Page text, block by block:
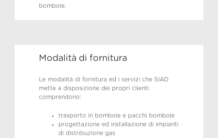
bombole.
Modalità di fornitura
Le modalità di fornitura ed i servizi che SIAD
mette a disposizione dei propri clienti
comprendono:
trasporto in bombole e pacchi bombole
progettazione ed installazione di impianti
di distribuzione gas